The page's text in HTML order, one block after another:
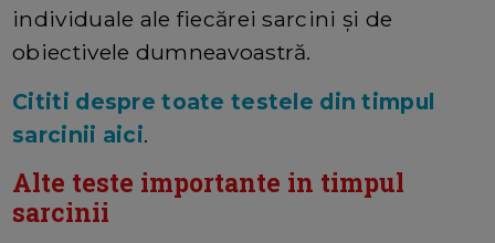
individuale ale fiecărei sarcini și de
obiectivele dumneavoastră.
Cititi despre toate testele din timpul
sarcinii aici.
Alte teste importante in timpul
sarcinii